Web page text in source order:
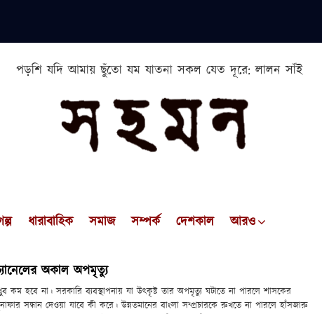
পড়শি যদি আমায় ছুঁতো যম যাতনা সকল যেত দূরে: লালন সাঁই
ধারাবাহিক সমাজ সম্পর্ক দেশকাল আরও
অকাল অপমৃত্যু
কম হবে না। সরকারি ব্যবস্থাপনায় যা উৎকৃষ্ট তার অপমৃত্যু ঘটাতে না পারলে শাসকের
সন্ধান দেওয়া যাবে কী করে। উন্নতমানের বাংলা সম্প্রচারকে রুখতে না পারলে হাঁসজারু